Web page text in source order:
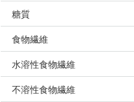
糖質
食物繊維
水溶性食物繊維
不溶性食物繊維